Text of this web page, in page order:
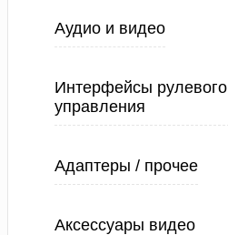
Аудио и видео
Интерфейсы рулевого
управления
Адаптеры / прочее
Аксессуары видео